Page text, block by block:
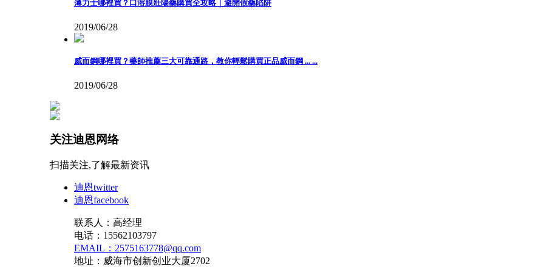
薄力士哪裡買？口溶膜壯陽藥購買全攻略｜避開假藥陷阱
2019/06/28
威而鋼哪裡買？藥師推薦三大可靠通路，教你輕鬆購買正品威而鋼 ... ...
2019/06/28
关注迪恩网络
扫描关注,了解最新资讯
迪恩twitter
迪恩facebook
联系人：高经理
电话：15562103797
EMAIL：2575163778@qq.com
地址：威海市创新创业大厦2702